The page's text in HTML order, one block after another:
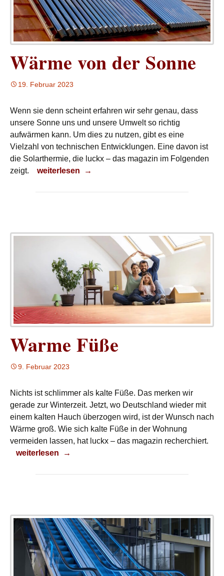
Wärme von der Sonne
19. Februar 2023
Wenn sie denn scheint erfahren wir sehr genau, dass
unsere Sonne uns und unsere Umwelt so richtig
aufwärmen kann. Um dies zu nutzen, gibt es eine
Vielzahl von technischen Entwicklungen. Eine davon ist
die Solarthermie, die luckx – das magazin im Folgenden
zeigt.
Wärme von der Sonne
weiterlesen →
Warme Füße
9. Februar 2023
Nichts ist schlimmer als kalte Füße. Das merken wir
gerade zur Winterzeit. Jetzt, wo Deutschland wieder mit
einem kalten Hauch überzogen wird, ist der Wunsch nach
Wärme groß. Wie sich kalte Füße in der Wohnung
vermeiden lassen, hat luckx – das magazin recherchiert.
Warme Füße
weiterlesen →